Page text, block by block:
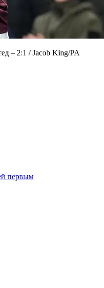
– 2:1 / Jacob King/PA
первым